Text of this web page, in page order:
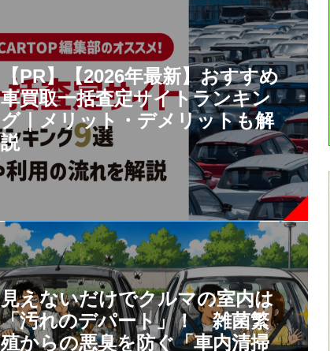
【PR】【2026年最新】おすすめ
車買取一括査定サイトランキン
グ｜メリット・デメリットも解
説
見えないだけでクルマの室内は
「汚れのデパート」！ 雑菌繁
殖からの悪臭を防ぐ「車内清掃